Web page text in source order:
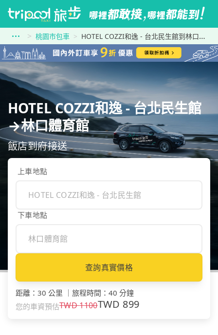
桃園市包車 HOTEL COZZI和逸 - 台北民生館到林口體育館
HOTEL COZZI和逸 - 台北民生館
→林口體育館
飯店到府接送
上車地點
下車地點
查詢真實價格
距離 ： 30 公里 旅程時間 ： 40 分鐘
您的車資預估TWD1100TWD 899